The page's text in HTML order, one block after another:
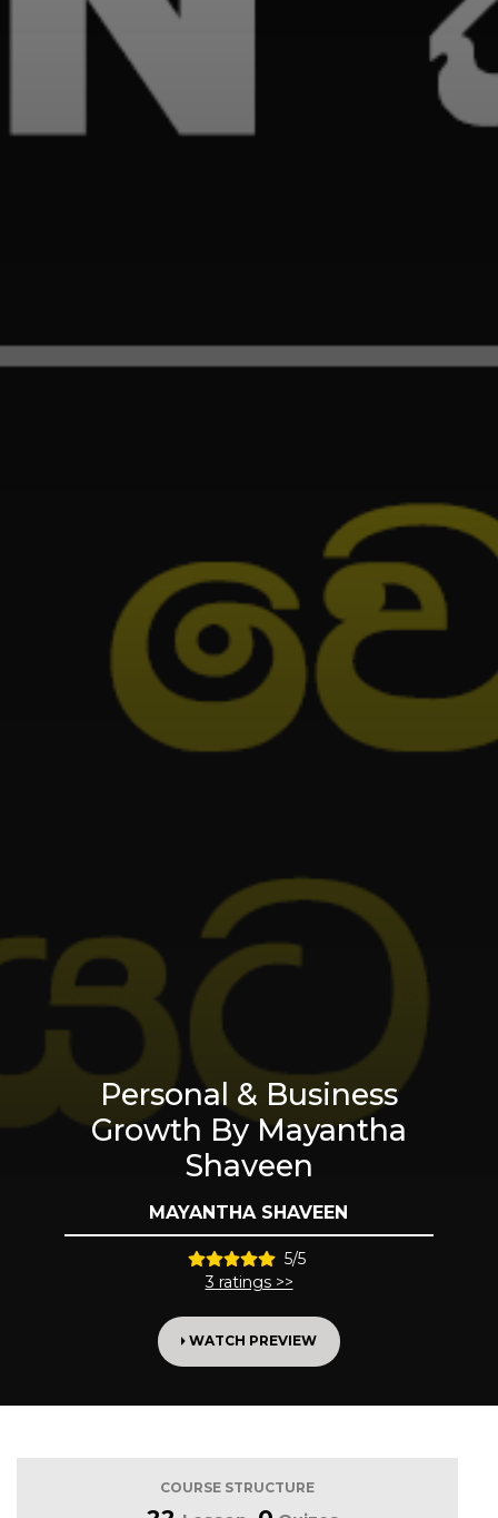
Personal & Business
Growth By Mayantha
Shaveen
MAYANTHA SHAVEEN
5/5
3 ratings >>
WATCH PREVIEW
COURSE STRUCTURE